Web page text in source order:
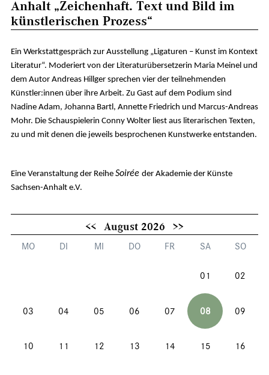
Anhalt „Zeichenhaft. Text und Bild im
künstlerischen Prozess“
Ein Werkstattgespräch zur Ausstellung „Ligaturen – Kunst im Kontext
Literatur“. Moderiert von der Literaturübersetzerin Maria Meinel und
dem Autor Andreas Hillger sprechen vier der teilnehmenden
Künstler:innen über ihre Arbeit. Zu Gast auf dem Podium sind
Nadine Adam, Johanna Bartl, Annette Friedrich und Marcus-Andreas
Mohr. Die Schauspielerin Conny Wolter liest aus literarischen Texten,
zu und mit denen die jeweils besprochenen Kunstwerke entstanden.
Eine Veranstaltung der Reihe Soirée der Akademie der Künste
Sachsen-Anhalt e.V.
<< August 2026 >>
MO DI MI DO FR SA SO
01 02
03 04 05 06 07 08 09
10 11 12 13 14 15 16